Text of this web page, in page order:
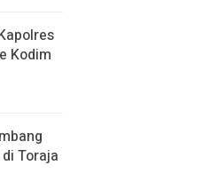
Kodim
Toraja